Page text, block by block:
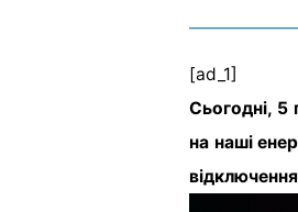
[ad_1]
Сьогодні, 5
на наші